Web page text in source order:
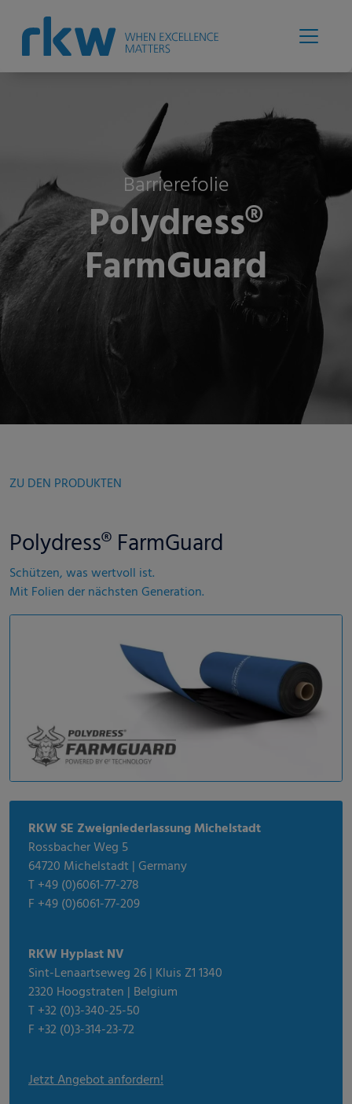
Barrierefolie
Polydress®
FarmGuard
ZU DEN PRODUKTEN
Polydress® FarmGuard
Schützen, was wertvoll ist.
Mit Folien der nächsten Generation.
RKW SE Zweigniederlassung Michelstadt
Rossbacher Weg 5
64720 Michelstadt | Germany
T +49 (0)6061-77-278
F +49 (0)6061-77-209
RKW Hyplast NV
Sint-Lenaartseweg 26 | Kluis Z1 1340
2320 Hoogstraten | Belgium
T +32 (0)3-340-25-50
F +32 (0)3-314-23-72
Jetzt Angebot anfordern!